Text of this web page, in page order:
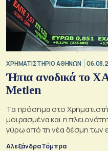
XΡΗΜΑΤΙΣΤΗΡΙΟ ΑΘΗΝΩΝ
Ήπια ανοδικά το
Metlen
Τα πρόσημα στο
μοιρασμένα και η
γύρω από τη νέα δέσμη των
Αλεξάνδρα Τόμπρα